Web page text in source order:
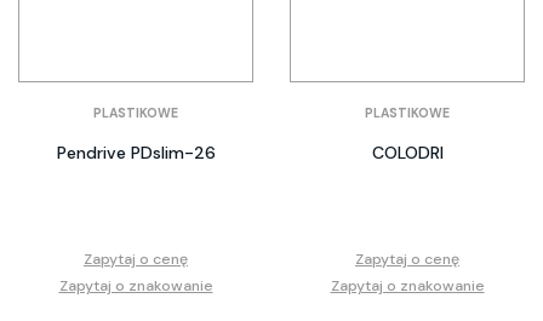
PLASTIKOWE
Pendrive PDslim-26
Zapytaj o cenę
Zapytaj o znakowanie
PLASTIKOWE
COLODRI
Zapytaj o cenę
Zapytaj o znakowanie